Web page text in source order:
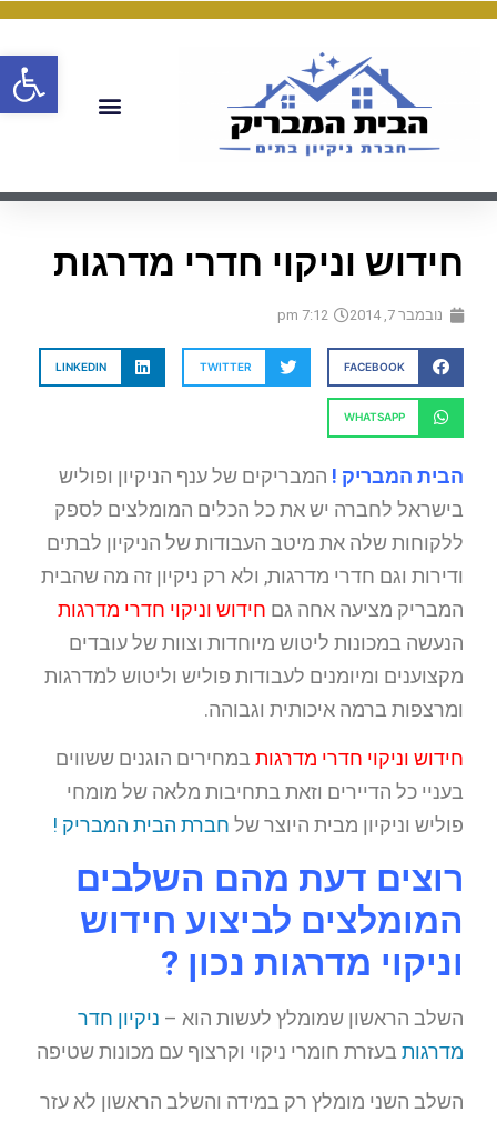
חידוש וניקוי חדרי מדרגות
נובמבר 7, 2014 7:12 pm
FACEBOOK
TWITTER
LINKEDIN
WHATSAPP
הבית המבריק ! המבריקים של ענף הניקיון ופוליש
בישראל לחברה יש את כל הכלים המומלצים לספק
ללקוחות שלה את מיטב העבודות של הניקיון לבתים
ודירות וגם חדרי מדרגות, ולא רק ניקיון זה מה שהבית
המבריק מציעה אחה גם חידוש וניקוי חדרי מדרגות
הנעשה במכונות ליטוש מיוחדות וצוות של עובדים
מקצוענים ומיומנים לעבודות פוליש וליטוש למדרגות
ומרצפות ברמה איכותית וגבוהה.
חידוש וניקוי חדרי מדרגות במחירים הוגנים ששווים
בעניי כל הדיירים וזאת בתחיבות מלאה של מומחי
פוליש וניקיון מבית היוצר של חברת הבית המבריק !
רוצים דעת מהם השלבים
המומלצים לביצוע חידוש
וניקוי מדרגות נכון ?
השלב הראשון שמומלץ לעשות הוא – ניקיון חדר
מדרגות בעזרת חומרי ניקוי וקרצוף עם מכונות שטיפה
השלב השני מומלץ רק במידה והשלב הראשון לא עזר